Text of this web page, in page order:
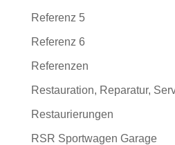
Referenz 5
Referenz 6
Referenzen
Restauration, Reparatur,
Restaurierungen
RSR Sportwagen Garage